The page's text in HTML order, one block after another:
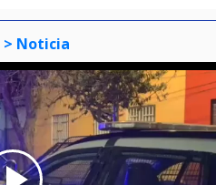
> Noticia